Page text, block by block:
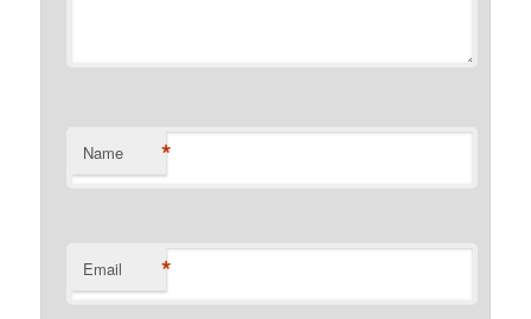
Name *
Email *